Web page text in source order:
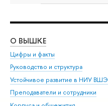
О ВЫШКЕ
Цифры и факты
Руководство и структура
Устойчивое развитие в НИУ ВШЭ
Преподаватели и сотрудники